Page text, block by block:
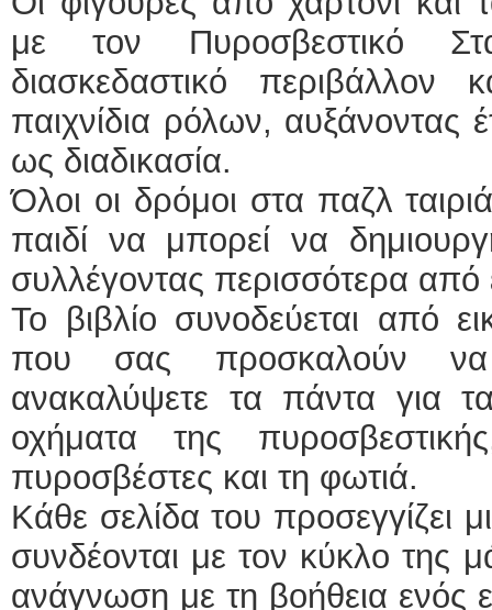
με τον Πυροσβεστικό
διασκεδαστικό περιβάλλον
παιχνίδια ρόλων, αυξάνοντας
ως διαδικασία.
Όλοι οι δρόμοι στα παζλ
παιδί να μπορεί να
συλλέγοντας περισσότερα από
Το βιβλίο συνοδεύεται από
που σας προσκαλούν να
ανακαλύψετε τα πάντα για
οχήματα της
πυροσβέστες και τη φωτιά.
Κάθε σελίδα του προσεγγίζει
συνδέονται με τον κύκλο
ανάγνωση με τη βοήθεια ενός